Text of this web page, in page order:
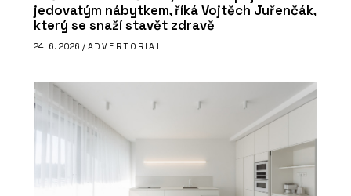
jedovatým nábytkem, říká Vojtěch Juřenčák,
který se snaží stavět zdravě
24. 6. 2026 / ADVERTORIAL